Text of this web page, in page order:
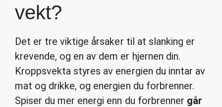
vekt?
Det er tre viktige årsaker til at slanking er
krevende, og en av dem er hjernen din.
Kroppsvekta styres av energien du inntar av
mat og drikke, og energien du forbrenner.
Spiser du mer energi enn du forbrenner går